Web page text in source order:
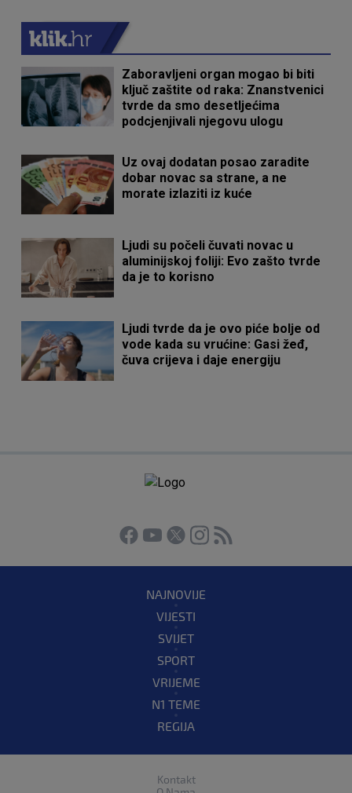
Zaboravljeni organ mogao bi biti
ključ zaštite od raka: Znanstvenici
tvrde da smo desetljećima
podcjenjivali njegovu ulogu
Uz ovaj dodatan posao zaradite
dobar novac sa strane, a ne
morate izlaziti iz kuće
Ljudi su počeli čuvati novac u
aluminijskoj foliji: Evo zašto tvrde
da je to korisno
Ljudi tvrde da je ovo piće bolje od
vode kada su vrućine: Gasi žeđ,
čuva crijeva i daje energiju
NAJNOVIJE
VIJESTI
SVIJET
SPORT
VRIJEME
N1 TEME
REGIJA
Kontakt